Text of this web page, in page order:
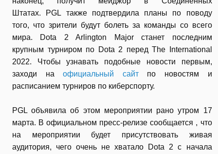
Штатах. PGL также подтвердила планы по поводу
того, что зрители будут болеть за команды со всего
мира. Dota 2 Arlington Major станет последним
крупным турниром по Dota 2 перед The International
2022. Чтобы узнавать подобные новости первым,
заходи наофициальный сайтпо новостям и
расписанием турниров по киберспорту.
PGL объявила об этом мероприятии рано утром 17
марта. В официальном пресс-релизе сообщается , что
на мероприятии будет присутствовать живая
аудитория, чего очень не хватало Dota 2 с начала